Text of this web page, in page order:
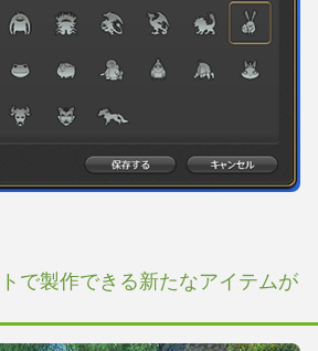
で製作できる新たなアイテムが